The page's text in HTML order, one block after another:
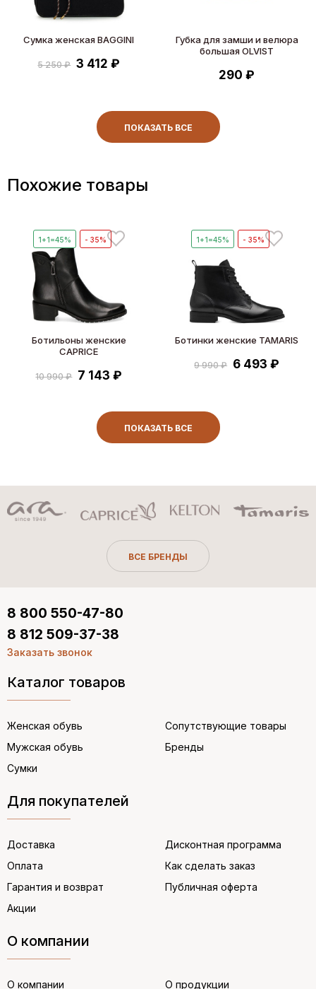
Сумка женская BAGGINI
5 250 ₽ 3 412 ₽
Губка для замши и велюра
большая OLVIST
290 ₽
ПОКАЗАТЬ ВСЕ
Похожие товары
1+1=45% - 35%
Ботильоны женские
CAPRICE
10 990 ₽ 7 143 ₽
1+1=45% - 35%
Ботинки женские TAMARIS
9 990 ₽ 6 493 ₽
ПОКАЗАТЬ ВСЕ
ВСЕ БРЕНДЫ
Каталог товаров
Женская обувь
Мужская обувь
Сумки
Сопутствующие товары
Бренды
Для покупателей
Доставка
Оплата
Гарантия и возврат
Акции
Дисконтная программа
Как сделать заказ
Публичная оферта
О компании
О компании О продукции
8 800 550-47-80
8 812 509-37-38
Заказать звонок